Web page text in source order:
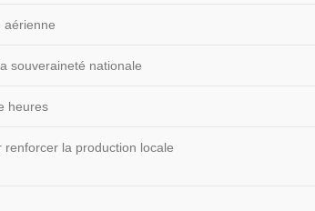
aérienne
souveraineté nationale
heures
la production locale